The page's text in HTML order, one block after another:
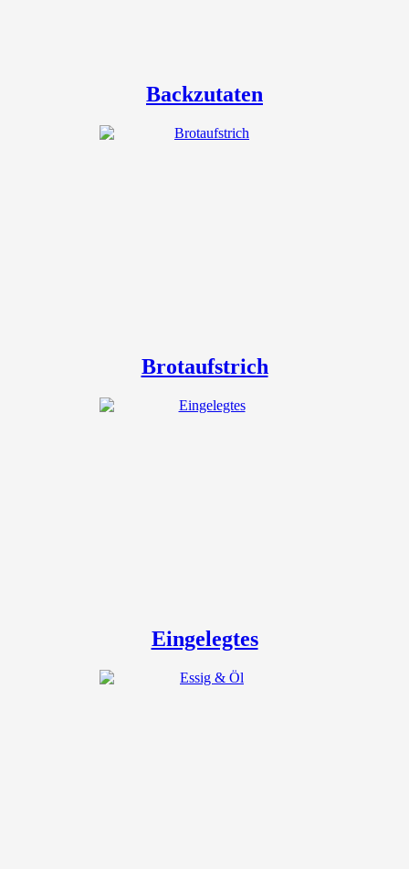
Backzutaten
Brotaufstrich
Eingelegtes